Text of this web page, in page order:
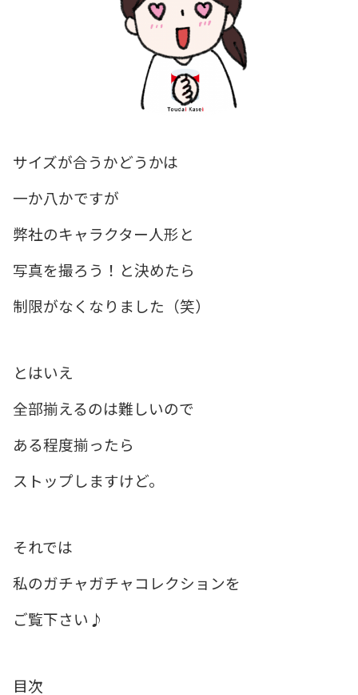
サイズが合うかどうかは
一か八かですが
弊社のキャラクター人形と
写真を撮ろう！と決めたら
制限がなくなりました（笑）
とはいえ
全部揃えるのは難しいので
ある程度揃ったら
ストップしますけど。
それでは
私のガチャガチャコレクションを
ご覧下さい♪
目次